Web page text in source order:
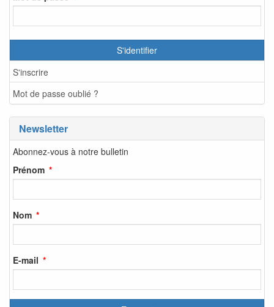
S'identifier
S'inscrire
Mot de passe oublié ?
Newsletter
Abonnez-vous à notre bulletin
Prénom
Nom
E-mail